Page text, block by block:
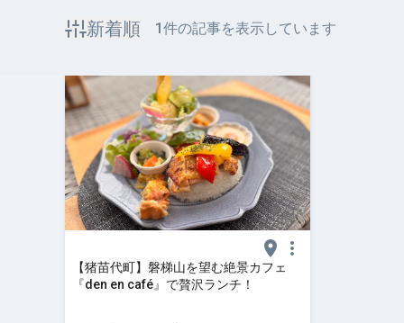
新着順 1件の記事を表示しています
【猪苗代町】磐梯山を望む絶景カフェ
『den en café』で贅沢ランチ！